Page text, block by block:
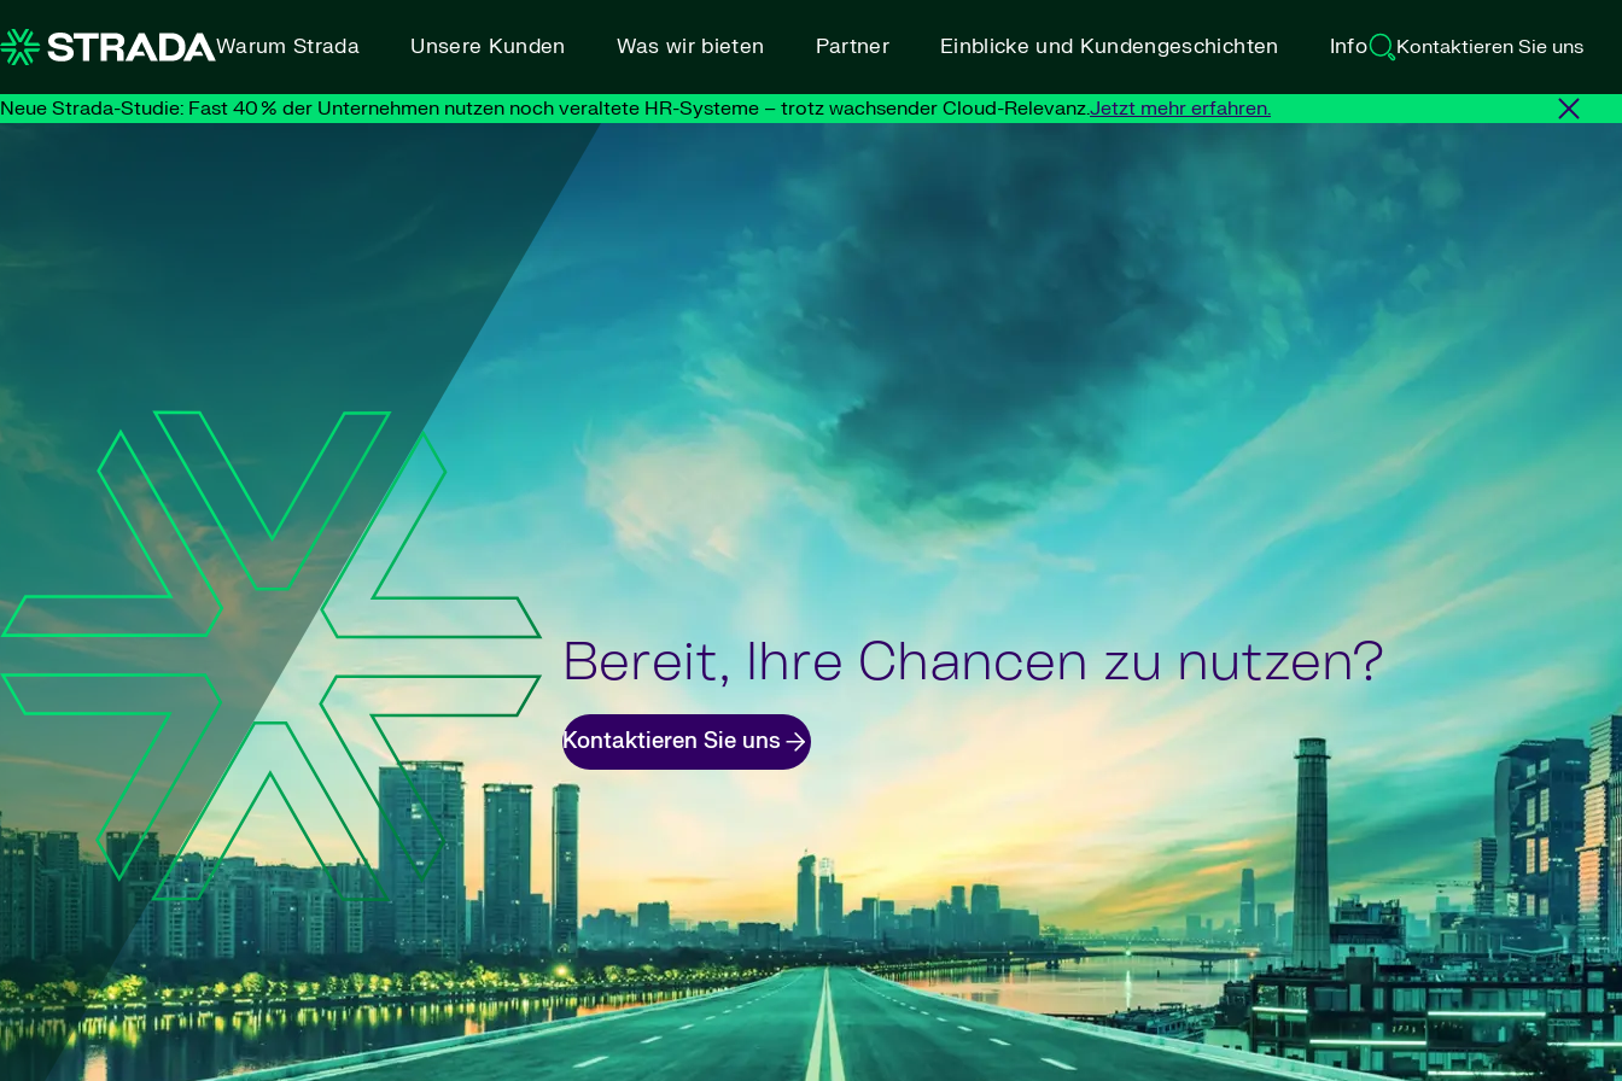
Warum Strada Unsere Kunden Was wir bieten Partner Einblicke und Kundengeschichten Info Kontaktieren Sie uns
Neue Strada-Studie: Fast 40 % der Unternehmen nutzen noch veraltete HR-Systeme – trotz wachsender Cloud-Relevanz.Jetzt mehr erfahren.
Bereit, Ihre Chancen zu nutzen?
Kontaktieren Sie uns